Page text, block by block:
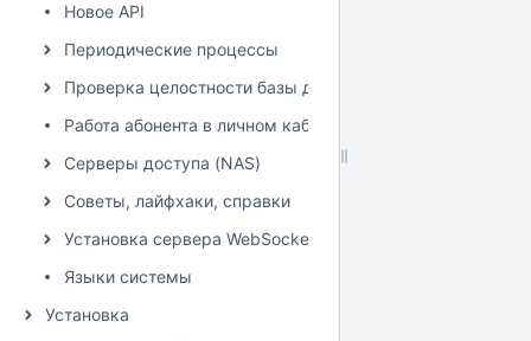
Новое API
Периодические процессы
Проверка целостности базы данных
Работа абонента в личном кабинете
Серверы доступа (NAS)
Советы, лайфхаки, справки
Установка сервера WebSocket
Языки системы
Установка